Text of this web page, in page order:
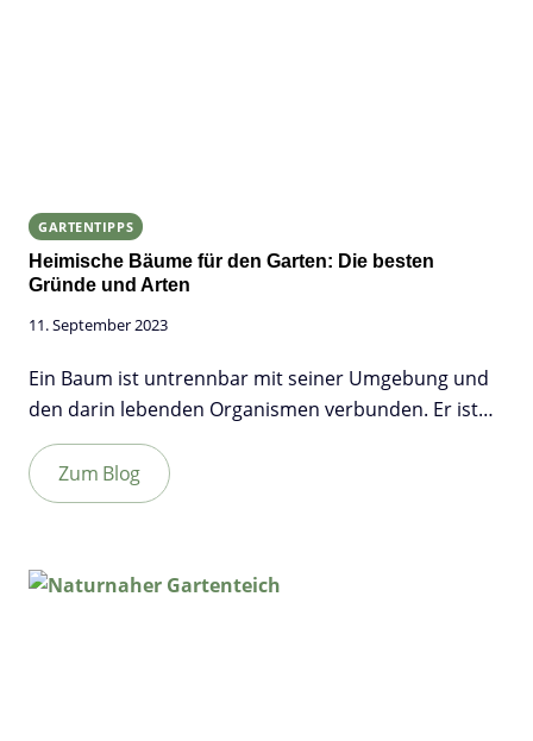
GARTENTIPPS
Heimische Bäume für den Garten: Die besten
Gründe und Arten
11. September 2023
Ein Baum ist untrennbar mit seiner Umgebung und
den darin lebenden Organismen verbunden. Er ist…
Zum Blog